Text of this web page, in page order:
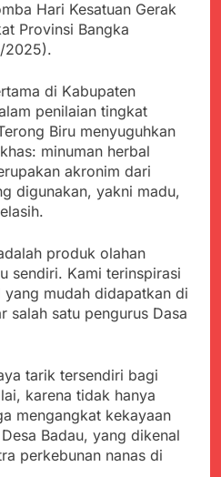
Puskesmas di Kab.
Sukabumi terkait
Dugaan beredar nya
Obat obatan Kadaluarsa
Juli 21, 2024
Polres Sumenep
Ungkap Kasus
Anak
Kisruh terkait Dugaan
Puskesmas beli obat
akan Kadaluarsa,Ketua
Komisi 4 DPRD
Kabupaten Sukabumi
Angkat Bicara
Juli 21, 2024
Perindah Gereja,
Satgas Yonif 310/KK
Lakukan Pengecatan
Dan Pembenahan
Juli 21, 2024
Kadinkes kab. Sukabumi
Dugaan pembelian obat
yang akan Kadaluarsa
oleh Puskesmas
Juli 21, 2024
Diduga Pembelian Obat
oleh Puskesmas di
Kab. Sukabumi yang
akan Kadaluarsa.
Juli 20, 2024
Yonif 310/KK Berikan
Bantuan Duka Cita
Juli 20, 2024
Polda Jabar Beberkan
Perkembangan
Terbaru Kasus Dago
Elos
Juli 20, 2024
Kejaksaan Negeri Kab
Sukabumi didesak usut
Hari Kesatuan Gerak
Provinsi Bangka
2025).
di Kabupaten
penilaian tingkat
Biru menyuguhkan
minuman herbal
akronim dari
digunakan, yakni madu,
produk olahan
sendiri. Kami terinspirasi
mudah didapatkan di
salah satu pengurus Dasa
tarik tersendiri bagi
karena tidak hanya
mengangkat kekayaan
Badau, yang dikenal
perkebunan nanas di